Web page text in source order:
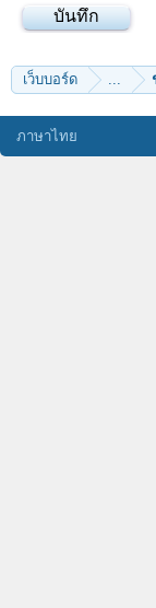
เว็บบอร์ด ...
ภาษาไทย